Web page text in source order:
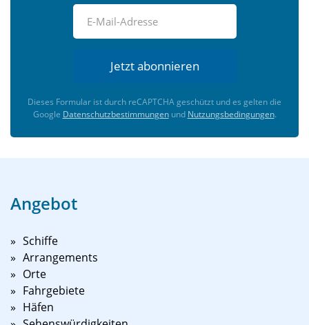
Jetzt abonnieren
Dieses Formular ist durch reCAPTCHA geschützt und es gelten die
Google Datenschutzbestimmungenund Nutzungsbedingungen.
Angebot
Schiffe
Arrangements
Orte
Fahrgebiete
Häfen